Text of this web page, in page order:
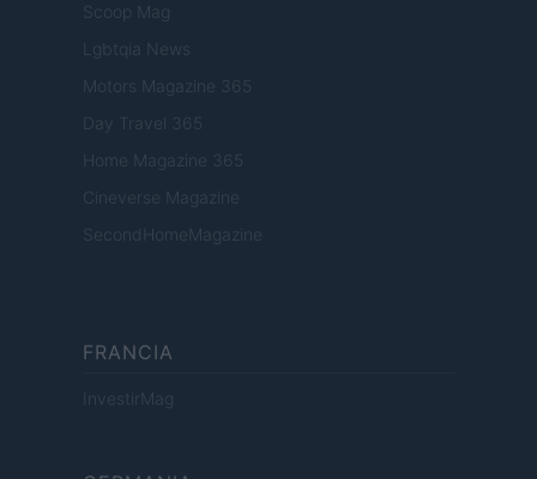
Scoop Mag
Lgbtqia News
Motors Magazine 365
Day Travel 365
Home Magazine 365
Cineverse Magazine
SecondHomeMagazine
FRANCIA
InvestirMag